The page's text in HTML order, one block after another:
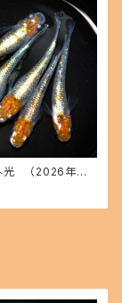
光 （2026年産
ス3(現物出品) ik
51351-a